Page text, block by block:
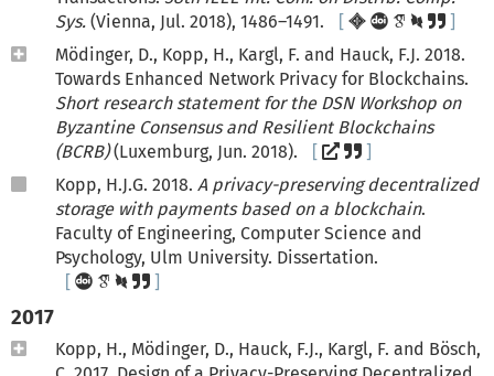
Sys. (Vienna, Jul. 2018), 1486–1491.
Mödinger, D., Kopp, H., Kargl, F. and Hauck, F.J. 2018.
Towards Enhanced Network Privacy for Blockchains.
Short research statement for the DSN Workshop on
Byzantine Consensus and Resilient Blockchains
(BCRB)(Luxemburg, Jun. 2018).
Kopp, H.J.G. 2018. A privacy-preserving decentralized
storage with payments based on a blockchain.
Faculty of Engineering, Computer Science and
Psychology, Ulm University. Dissertation.
2017
Kopp, H., Mödinger, D., Hauck, F.J., Kargl, F. and Bösch,